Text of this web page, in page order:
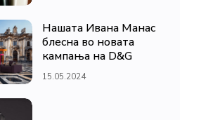
Нашата Ивана Манас
блесна во новата
кампања на D&G
15.05.2024